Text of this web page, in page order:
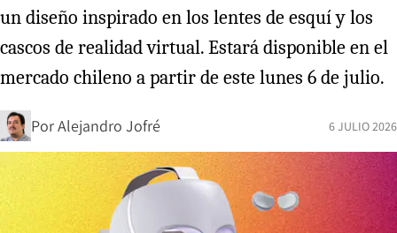
un diseño inspirado en los lentes de esquí y los
cascos de realidad virtual. Estará disponible en el
mercado chileno a partir de este lunes 6 de julio.
PorAlejandro Jofré 6 JULIO 2026